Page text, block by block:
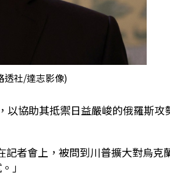
透社/達志影像)
協助其抵禦日益嚴峻的俄羅斯攻
者會上，被問到川普擴大對烏克
」